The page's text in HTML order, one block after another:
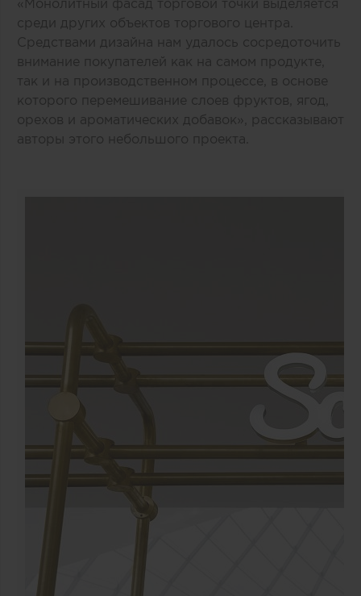
«Монолитный фасад торговой точки выделяется
среди других объектов торгового центра.
Средствами дизайна нам удалось сосредоточить
внимание покупателей как на самом продукте,
так и на производственном процессе, в основе
которого перемешивание слоев фруктов, ягод,
орехов и ароматических добавок», рассказывают
авторы этого небольшого проекта.